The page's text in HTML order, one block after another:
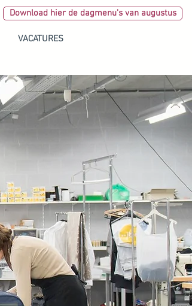
Download hier de dagmenu's van augustus
VACATURES